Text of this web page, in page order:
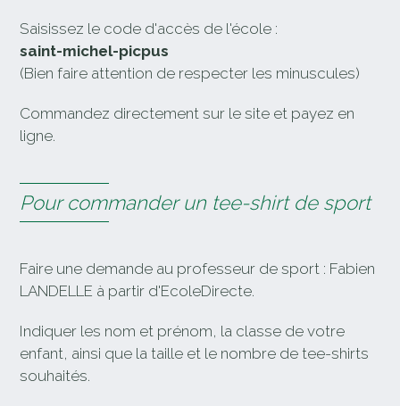
Saisissez le code d'accès de l'école :
saint-michel-picpus
(Bien faire attention de respecter les minuscules)
Commandez directement sur le site et payez en
ligne.
Pour commander un tee-shirt de sport
Faire une demande au professeur de sport : Fabien
LANDELLE à partir d'EcoleDirecte.
Indiquer les nom et prénom, la classe de votre
enfant, ainsi que la taille et le nombre de tee-shirts
souhaités.